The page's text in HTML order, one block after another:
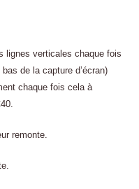
lignes verticales chaque fois
de la capture d’écran)
chaque fois cela à
remonte.